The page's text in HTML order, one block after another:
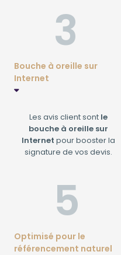
Bouche à oreille sur
Internet
Les avis client sont le
bouche à oreille sur
Internet pour booster la
signature de vos devis.
Optimisé pour le
référencement naturel